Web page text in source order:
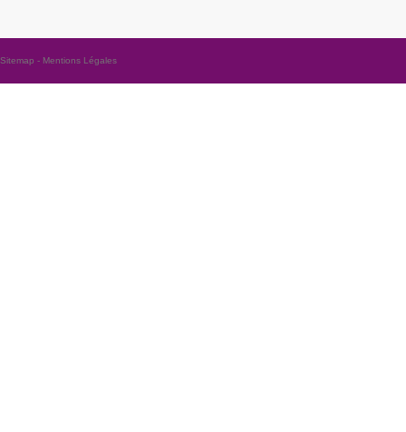
Sitemap - Mentions Légales